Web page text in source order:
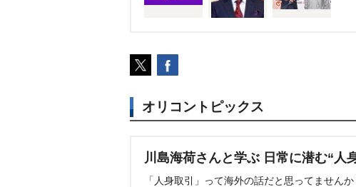
オリコントピックス
川島海荷さんと学ぶ 日常に潜む“人
「人身取引」って海外の話だと思ってません